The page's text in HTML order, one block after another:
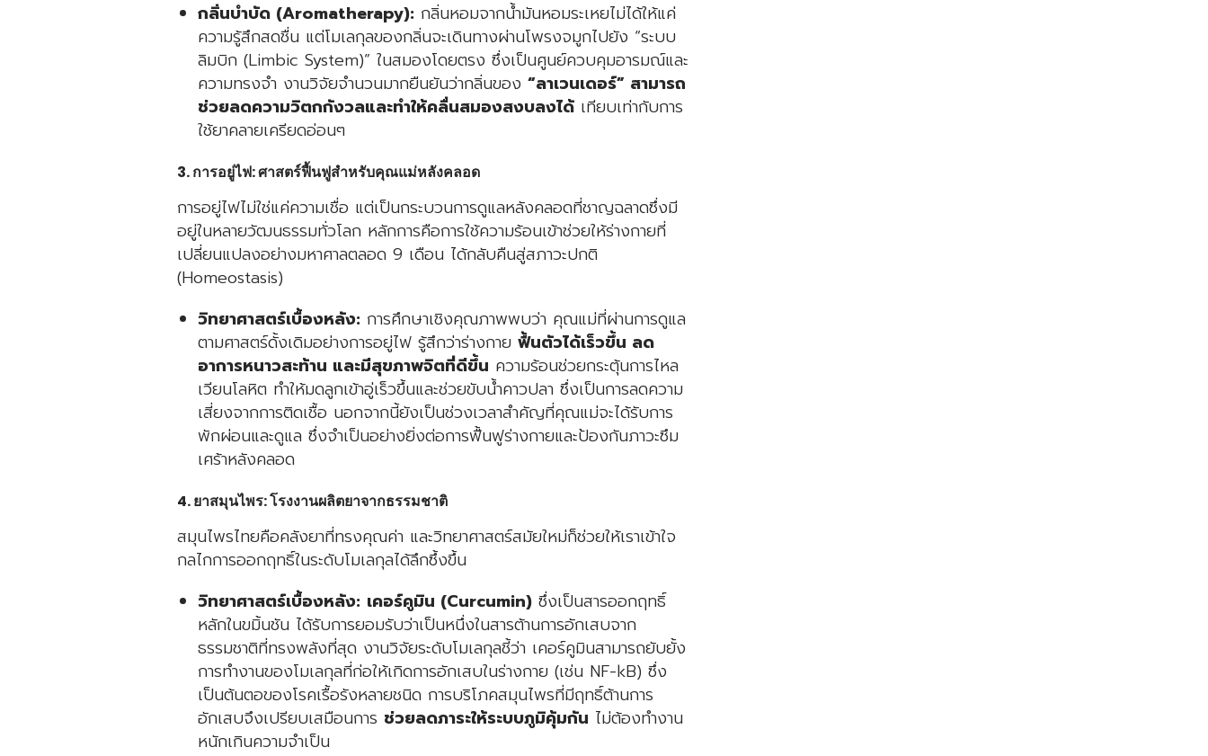
กลิ่นบำบัด (Aromatherapy):กลิ่นหอมจากน้ำมันหอมระเหยไม่ได้ให้แค่
ความรู้สึกสดชื่น แต่โมเลกุลของกลิ่นจะเดินทางผ่านโพรงจมูกไปยัง “ระบบ
ลิมบิก (Limbic System)” ในสมองโดยตรง ซึ่งเป็นศูนย์ควบคุมอารมณ์และ
ความทรงจำ งานวิจัยจำนวนมากยืนยันว่ากลิ่นของ “ลาเวนเดอร์” สามารถ
ช่วยลดความวิตกกังวลและทำให้คลื่นสมองสงบลงได้เทียบเท่ากับการ
ใช้ยาคลายเครียดอ่อนๆ
3. การอยู่ไฟ: ศาสตร์ฟื้นฟูสำหรับคุณแม่หลังคลอด
การอยู่ไฟไม่ใช่แค่ความเชื่อ แต่เป็นกระบวนการดูแลหลังคลอดที่ชาญฉลาดซึ่งมี
อยู่ในหลายวัฒนธรรมทั่วโลก หลักการคือการใช้ความร้อนเข้าช่วยให้ร่างกายที่
เปลี่ยนแปลงอย่างมหาศาลตลอด 9 เดือน ได้กลับคืนสู่สภาวะปกติ
(Homeostasis)
วิทยาศาสตร์เบื้องหลัง:การศึกษาเชิงคุณภาพพบว่า คุณแม่ที่ผ่านการดูแล
ตามศาสตร์ดั้งเดิมอย่างการอยู่ไฟ รู้สึกว่าร่างกาย ฟื้นตัวได้เร็วขึ้น ลด
อาการหนาวสะท้าน และมีสุขภาพจิตที่ดีขึ้น ความร้อนช่วยกระตุ้นการไหล
เวียนโลหิต ทำให้มดลูกเข้าอู่เร็วขึ้นและช่วยขับน้ำคาวปลา ซึ่งเป็นการลดความ
เสี่ยงจากการติดเชื้อ นอกจากนี้ยังเป็นช่วงเวลาสำคัญที่คุณแม่จะได้รับการ
พักผ่อนและดูแล ซึ่งจำเป็นอย่างยิ่งต่อการฟื้นฟูร่างกายและป้องกันภาวะซึม
เศร้าหลังคลอด
4. ยาสมุนไพร: โรงงานผลิตยาจากธรรมชาติ
สมุนไพรไทยคือคลังยาที่ทรงคุณค่า และวิทยาศาสตร์สมัยใหม่ก็ช่วยให้เราเข้าใจ
กลไกการออกฤทธิ์ในระดับโมเลกุลได้ลึกซึ้งขึ้น
วิทยาศาสตร์เบื้องหลัง: เคอร์คูมิน (Curcumin)ซึ่งเป็นสารออกฤทธิ์
หลักในขมิ้นชัน ได้รับการยอมรับว่าเป็นหนึ่งในสารต้านการอักเสบจาก
ธรรมชาติที่ทรงพลังที่สุด งานวิจัยระดับโมเลกุลชี้ว่า เคอร์คูมินสามารถยับยั้ง
การทำงานของโมเลกุลที่ก่อให้เกิดการอักเสบในร่างกาย (เช่น NF-kB) ซึ่ง
เป็นต้นตอของโรคเรื้อรังหลายชนิด การบริโภคสมุนไพรที่มีฤทธิ์ต้านการ
อักเสบจึงเปรียบเสมือนการ ช่วยลดภาระให้ระบบภูมิคุ้มกัน ไม่ต้องทำงาน
หนักเกินความจำเป็น